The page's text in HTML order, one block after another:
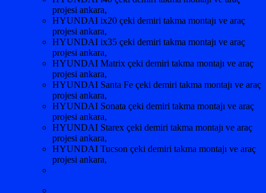
projesi ankara,
HYUNDAI ix20 çeki demiri takma montajı ve araç
projesi ankara,
HYUNDAI ix35 çeki demiri takma montajı ve araç
projesi ankara,
HYUNDAI Matrix çeki demiri takma montajı ve araç
projesi ankara,
HYUNDAI Santa Fe çeki demiri takma montajı ve araç
projesi ankara,
HYUNDAI Sonata çeki demiri takma montajı ve araç
projesi ankara,
HYUNDAI Starex çeki demiri takma montajı ve araç
projesi ankara,
HYUNDAI Tucson çeki demiri takma montajı ve araç
projesi ankara,